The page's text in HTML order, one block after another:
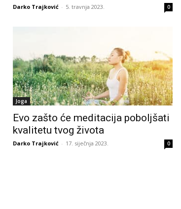
Darko Trajković - 5. travnja 2023. 0
Joga
Evo zašto će meditacija poboljšati
kvalitetu tvog života
Darko Trajković - 17. siječnja 2023. 0